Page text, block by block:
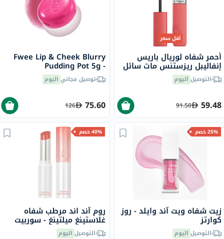
أقل سعر
أحمر شفاه لوريال باريس
إنفاليبل ريزستنس مات سائل
- سمر فلينغ/625
التوصيل اليوم
59.48
91.50
Fwee Lip & Cheek Blurry
Pudding Pot 5g -
Cherry/PK03
توصيل مجاني اليوم
75.60
126
25% خصم
زيت شفاه ويت آند وايلد - روز
كوارتز
التوصيل اليوم
40% خصم
روم آند اند مرطب شفاه
غلاستينغ ميلتينغ - سوربيت
بالم /03، 3.5 جرامالتوصيل اليوم